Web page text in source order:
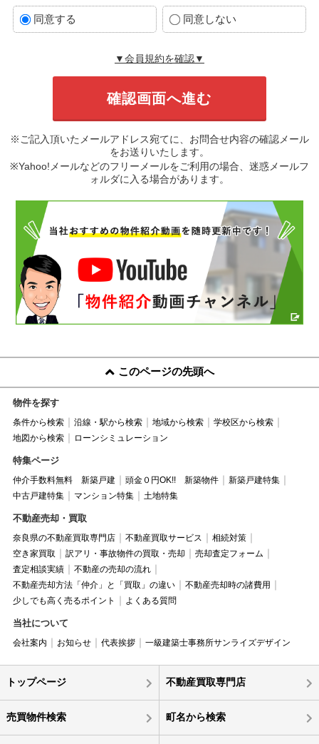
同意する 同意しない
▼会員規約を確認▼
※ご記入頂いたメールアドレス宛てに、お問合せ内容の確認メール
をお送りいたします。
※Yahoo!メールなどのフリーメールをご利用の場合、迷惑メールフ
ォルダに入る場合があります。
このページの先頭へ
物件を探す
条件から検索 沿線・駅から検索 地域から検索
学校区から検索
地図から検索
ローンシミュレーション
特集ページ
仲介手数料無料 新築戸建 頭金０円OK!! 新築物件
新築戸建特集
中古戸建特集
マンション特集 土地特集
不動産売却・買取
奈良県の不動産買取専門店 不動産買取サービス
相続対策
空き家買取
訳アリ・事故物件の買取・売却
売却査定フォーム
査定相談実績
不動産の売却の流れ
不動産売却方法「仲介」と「買取」の違い
不動産売却時の諸費用
少しでも高く売るポイント
よくある質問
当社について
会社案内 お知らせ 代表挨拶 一級建築士事務所サンライズデザイン
トップページ 不動産買取専門店
売買物件検索 町名から検索